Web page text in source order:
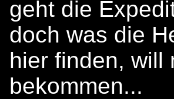
geht die
doch was die
hier finden, will
bekommen...